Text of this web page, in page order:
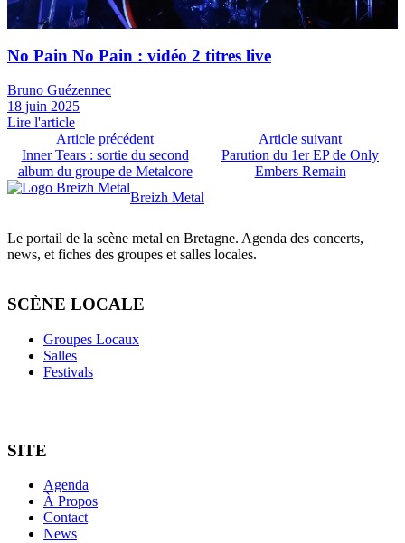
No Pain No Pain : vidéo 2 titres live
Bruno Guézennec
18 juin 2025
Lire l'article
Article précédent
Inner Tears : sortie du second
album du groupe de Metalcore
Article suivant
Parution du 1er EP de Only
Embers Remain
Breizh Metal
Le portail de la scène metal en Bretagne. Agenda des concerts,
news, et fiches des groupes et salles locales.
SCÈNE LOCALE
Groupes Locaux
Salles
Festivals
SITE
Agenda
À Propos
Contact
News